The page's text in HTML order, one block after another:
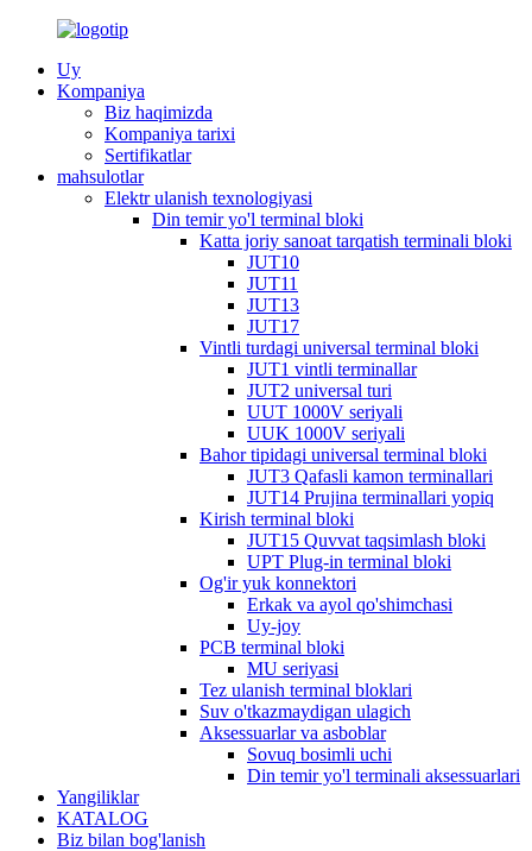
Uy
Kompaniya
Biz haqimizda
Kompaniya tarixi
Sertifikatlar
mahsulotlar
Elektr ulanish texnologiyasi
Din temir yo'l terminal bloki
Katta joriy sanoat tarqatish terminali bloki
JUT10
JUT11
JUT13
JUT17
Vintli turdagi universal terminal bloki
JUT1 vintli terminallar
JUT2 universal turi
UUT 1000V seriyali
UUK 1000V seriyali
Bahor tipidagi universal terminal bloki
JUT3 Qafasli kamon terminallari
JUT14 Prujina terminallari yopiq
Kirish terminal bloki
JUT15 Quvvat taqsimlash bloki
UPT Plug-in terminal bloki
Og'ir yuk konnektori
Erkak va ayol qo'shimchasi
Uy-joy
PCB terminal bloki
MU seriyasi
Tez ulanish terminal bloklari
Suv o'tkazmaydigan ulagich
Aksessuarlar va asboblar
Sovuq bosimli uchi
Din temir yo'l terminali aksessuarlari
Yangiliklar
KATALOG
Biz bilan bog'lanish